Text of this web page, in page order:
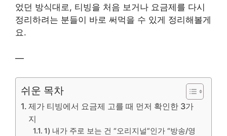
었던 방식대로, 티빙을 처음 보거나 요금제를 다시
정리하려는 분들이 바로 써먹을 수 있게 정리해볼게
요.
—
쉬운 목차
제가 티빙에서 요금제 고를 때 먼저 확인한 3가
지
1) 내가 주로 보는 건 “오리지널”인가 “방송/영